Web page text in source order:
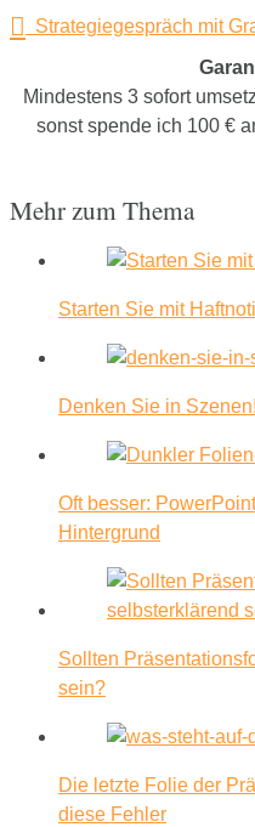
Strategiegespräch mit
Mindestens 3 sofort
sonst spende ich 100 €
Mehr zum Thema
Starten Sie mit
Denken Sie in Szenen!
Oft besser:
Hintergrund
Sollten
sein?
Die letzte Folie der
diese Fehler